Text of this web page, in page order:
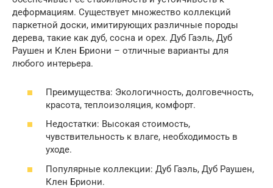
деформациям. Существует множество коллекций
паркетной доски, имитирующих различные породы
дерева, такие как дуб, сосна и орех. Дуб Гаэль, Дуб
Раушен и Клен Бриони – отличные варианты для
любого интерьера.
Преимущества: Экологичность, долговечность,
красота, теплоизоляция, комфорт.
Недостатки: Высокая стоимость,
чувствительность к влаге, необходимость в
уходе.
Популярные коллекции: Дуб Гаэль, Дуб Раушен,
Клен Бриони.